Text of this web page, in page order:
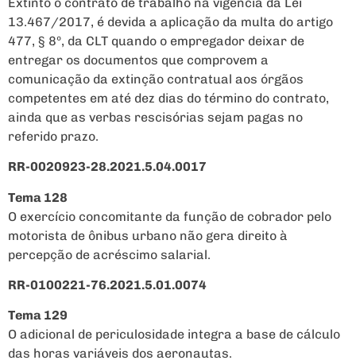
13.467/2017, é devida a aplicação da multa do artigo
477, § 8º, da CLT quando o empregador deixar de
entregar os documentos que comprovem a
comunicação da extinção contratual aos órgãos
competentes em até dez dias do término do contrato,
ainda que as verbas rescisórias sejam pagas no
referido prazo.
RR-0020923-28.2021.5.04.0017
Tema 128
O exercício concomitante da função de cobrador pelo
motorista de ônibus urbano não gera direito à
percepção de acréscimo salarial.
RR-0100221-76.2021.5.01.0074
Tema 129
O adicional de periculosidade integra a base de cálculo
das horas variáveis dos aeronautas.